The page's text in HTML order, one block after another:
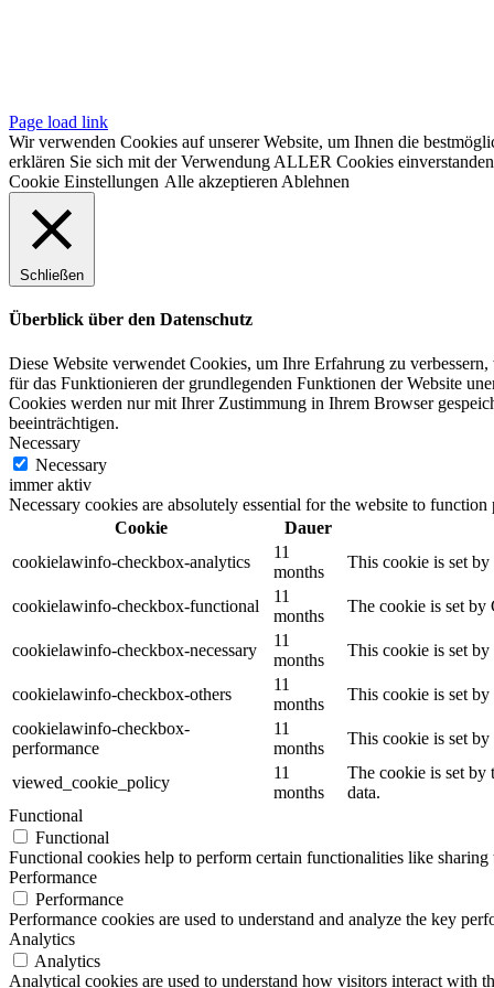
Page load link
Wir verwenden Cookies auf unserer Website, um Ihnen die
erklären Sie sich mit der Verwendung ALLER Cookies
Cookie Einstellungen Alle akzeptieren Ablehnen
Schließen
Überblick über den Datenschutz
Diese Website verwendet Cookies, um Ihre Erfahrung zu
für das Funktionieren der grundlegenden Funktionen der Website
Cookies werden nur mit Ihrer Zustimmung in Ihrem Browser
beeinträchtigen.
Necessary
Necessary
immer aktiv
Necessary cookies are absolutely essential for the website to
Cookie
Dauer
cookielawinfo-checkbox-analytics
11
months
This cookie is set
cookielawinfo-checkbox-functional
11
months
The cookie is set by
cookielawinfo-checkbox-necessary
11
months
This cookie is set
cookielawinfo-checkbox-others
11
months
This cookie is set
cookielawinfo-checkbox-
performance
11
months
This cookie is set
viewed_cookie_policy
11
months
The cookie is set by
data.
Functional
Functional
Functional cookies help to perform certain functionalities like
Performance
Performance
Performance cookies are used to understand and analyze the key
Analytics
Analytics
Analytical cookies are used to understand how visitors interact with